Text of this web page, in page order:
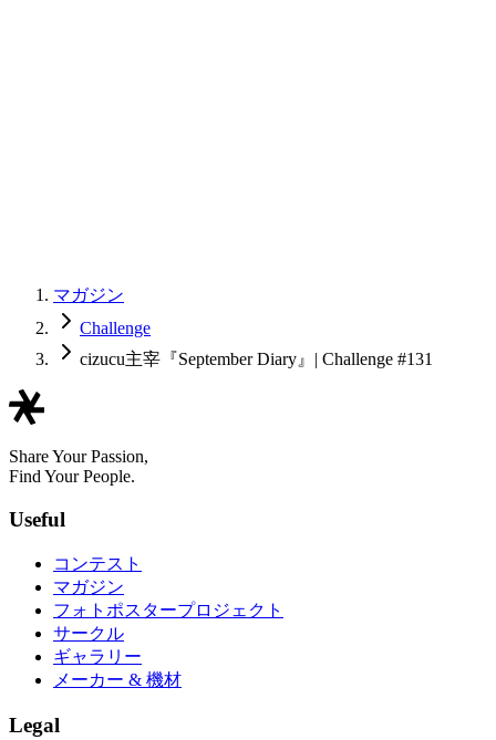
マガジン
Challenge
cizucu主宰『September Diary』| Challenge #131
Share Your Passion,
Find Your People.
Useful
コンテスト
マガジン
フォトポスタープロジェクト
サークル
ギャラリー
メーカー & 機材
Legal